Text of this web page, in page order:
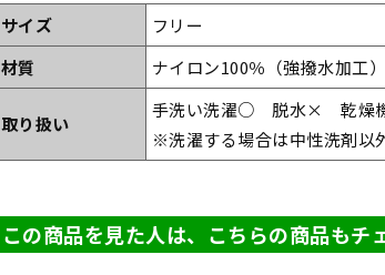
サイズ
フリー
材質
ナイロン100％（強撥水加工）
取り扱い
手洗い洗濯○ 脱水× 乾燥
※洗濯する場合は中性洗剤以
この商品を見た人は、こちらの商品もチ